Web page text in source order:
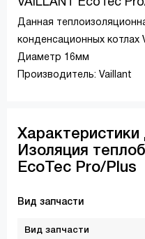
VAILLANT EcoTec
Данная
конденсационных котлах
Диаметр 16мм
Производитель: Vaillant
Характеристики
Изоляция
EcoTec Pro/Plus
Вид запчасти
Вид запчасти